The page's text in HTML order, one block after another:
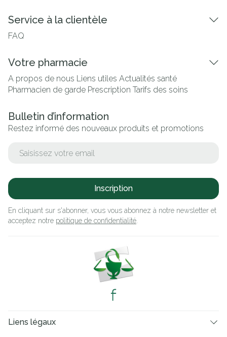
Service à la clientèle
FAQ
Votre pharmacie
A propos de nous Liens utiles Actualités santé
Pharmacien de garde Prescription Tarifs des soins
Bulletin d’information
Restez informé des nouveaux produits et promotions
Inscription
En cliquant sur s'abonner, vous vous abonnez à notre newsletter et
acceptez notre politique de confidentialité
Liens légaux